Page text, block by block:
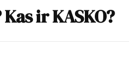
ir KASKO?